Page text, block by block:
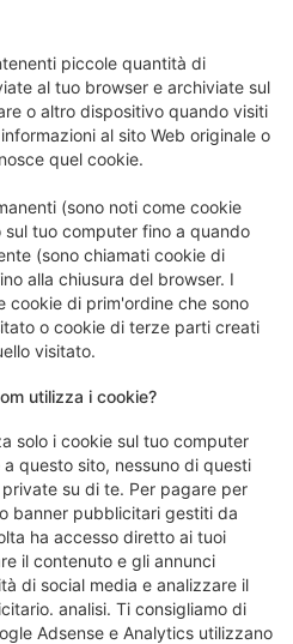
piccole quantità di
al tuo browser e archiviate sul
o altro dispositivo quando visiti
al sito Web originale o
quel cookie.
(sono noti come cookie
tuo computer fino a quando
(sono chiamati cookie di
alla chiusura del browser. I
cookie di prim'ordine che sono
o cookie di terze parti creati
visitato.
utilizza i cookie?
solo i cookie sul tuo computer
questo sito, nessuno di questi
su di te. Per pagare per
banner pubblicitari gestiti da
ha accesso diretto ai tuoi
il contenuto e gli annunci
di social media e analizzare il
analisi. Ti consigliamo di
Adsense e Analytics utilizzano